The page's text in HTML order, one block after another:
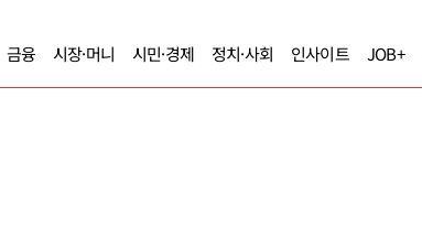
금융 시장·머니 시민·경제 정치·사회 인사이트 JOB+